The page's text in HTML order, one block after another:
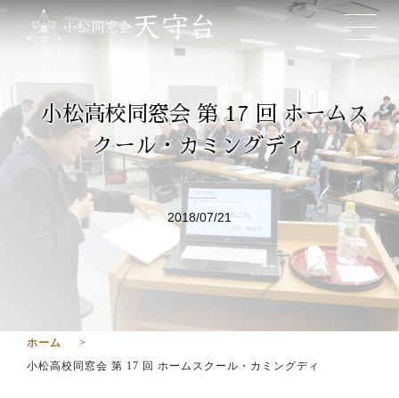
小松高校同窓会 第 17 回 ホームス
クール・カミングディ
2018/07/21
ホーム
小松高校同窓会 第 17 回 ホームスクール・カミングディ